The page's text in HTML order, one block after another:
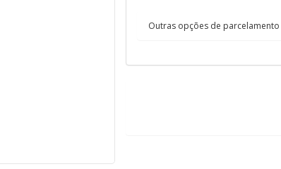
Outras opções de parcelamento